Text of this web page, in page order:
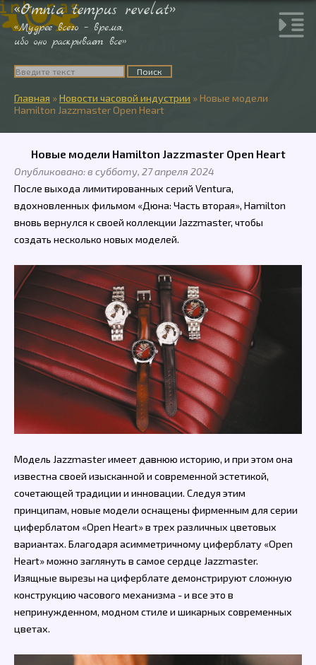
«Omnia tempus revelat»
«Мудрее всего – время,
ибо оно раскрывает все»
Главная »Новости часовой индустрии »Новые модели
Hamilton Jazzmaster Open Heart
Новые модели Hamilton Jazzmaster Open Heart
Опубликовано: в субботу, 27 апреля 2024
После выхода лимитированных серий Ventura,
вдохновленных фильмом «Дюна: Часть вторая», Hamilton
вновь вернулся к своей коллекции Jazzmaster, чтобы
создать несколько новых моделей.
Модель Jazzmaster имеет давнюю историю, и при этом она
известна своей изысканной и современной эстетикой,
сочетающей традиции и инновации. Следуя этим
принципам, новые модели оснащены фирменным для серии
циферблатом «Open Heart» в трех различных цветовых
вариантах. Благодаря асимметричному циферблату «Open
Heart» можно заглянуть в самое сердце Jazzmaster.
Изящные вырезы на циферблате демонстрируют сложную
конструкцию часового механизма - и все это в
непринужденном, модном стиле и шикарных современных
цветах.